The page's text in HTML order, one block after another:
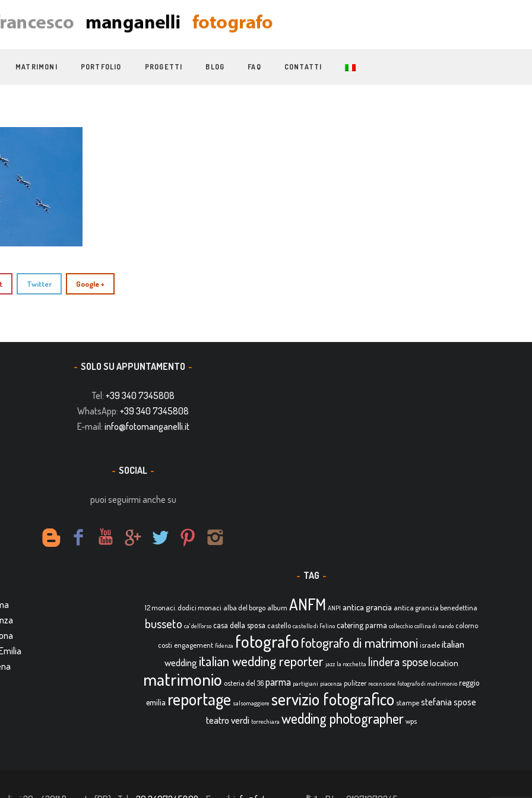
MATRIMONI PORTFOLIO PROGETTI BLOG FAQ CONTATTI
Twitter Google +
SOLO SU APPUNTAMENTO
Tel: +39 340 7345808
WhatsApp: +39 340 7345808
E-mail: info@fotomanganelli.it
SOCIAL
puoi seguirmi anche su
TAG
12 monaci. dodici monaci alba del borgo album ANFM ANPI antica grancia antica grancia benedettina
busseto ca' dell'orso casa della sposa castello castello di Felino catering parma collecchio collina di nando colorno
costi engagement fidenza fotografofotografo di matrimoni israeleitalian
wedding italian wedding reporter jazz la rocchetta lindera sposelocation
matrimonio osteria del 36 parma partigiani piacenza pulitzer recensione fotografo di matrimonio reggio
emilia reportage salsomaggiore servizio fotografico stampestefania spose
teatro verdi torrechiara wedding photographer wps